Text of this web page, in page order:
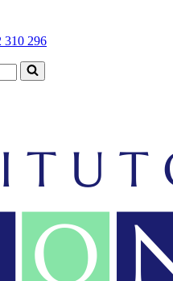
310 296